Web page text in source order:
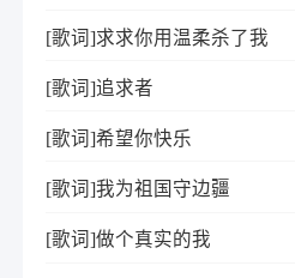
[歌词]求求你用温柔杀了我
[歌词]追求者
[歌词]希望你快乐
[歌词]我为祖国守边疆
[歌词]做个真实的我